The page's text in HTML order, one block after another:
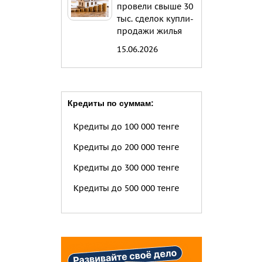
провели свыше 30
тыс. сделок купли-
продажи жилья
15.06.2026
Кредиты по суммам:
Кредиты до 100 000 тенге
Кредиты до 200 000 тенге
Кредиты до 300 000 тенге
Кредиты до 500 000 тенге